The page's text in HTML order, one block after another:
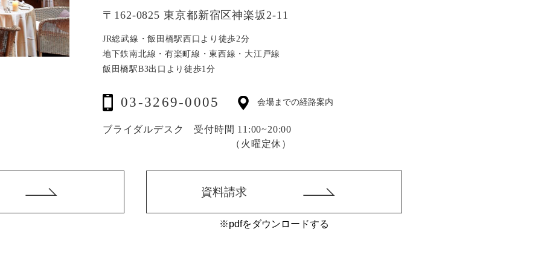
〒162-0825 東京都新宿区神楽坂2-11
JR総武線・飯田橋駅西口より徒歩2分
地下鉄南北線・有楽町線・東西線・大江戸線
飯田橋駅B3出口より徒歩1分
会場までの経路案内
03-3269-0005
ブライダルデスク 受付時間 11:00~20:00
（火曜定休）
資料請求
※pdfをダウンロードする